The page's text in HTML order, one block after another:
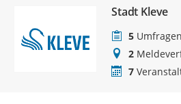
Stadt Kleve
5 Umfragen
2
7